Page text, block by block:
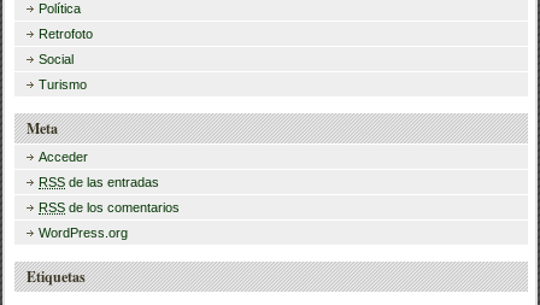
Política
Retrofoto
Social
Turismo
Meta
Acceder
RSS de las entradas
RSS de los comentarios
WordPress.org
Etiquetas